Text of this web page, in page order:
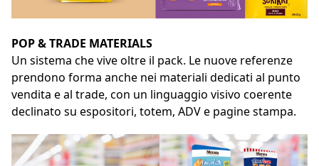
POP & TRADE MATERIALS
Un sistema che vive oltre il pack. Le nuove referenze
prendono forma anche nei materiali dedicati al punto
vendita e al trade, con un linguaggio visivo coerente
declinato su espositori, totem, ADV e pagine stampa.